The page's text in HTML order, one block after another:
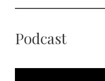
Podcast